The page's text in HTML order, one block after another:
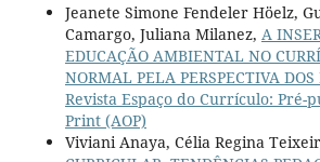
Jeanete Simone Fendeler Höelz,
Camargo, Juliana Milanez, A
EDUCAÇÃO AMBIENTAL NO
NORMAL PELA PERSPECTIVA DOS
Revista Espaço do Currículo: Pré-
Print (AOP)
Viviani Anaya, Célia Regina